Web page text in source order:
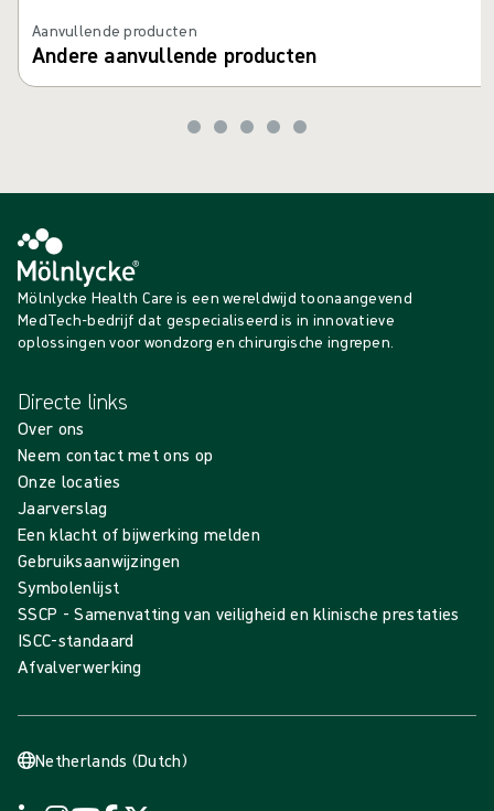
Aanvullende producten
Andere aanvullende producten
Mölnlycke Health Care is een wereldwijd toonaangevend
MedTech-bedrijf dat gespecialiseerd is in innovatieve
oplossingen voor wondzorg en chirurgische ingrepen.
Directe links
Over ons
Neem contact met ons op
Onze locaties
Jaarverslag
Een klacht of bijwerking melden
Gebruiksaanwijzingen
Symbolenlijst
SSCP - Samenvatting van veiligheid en klinische prestaties
ISCC-standaard
Afvalverwerking
Netherlands (Dutch)